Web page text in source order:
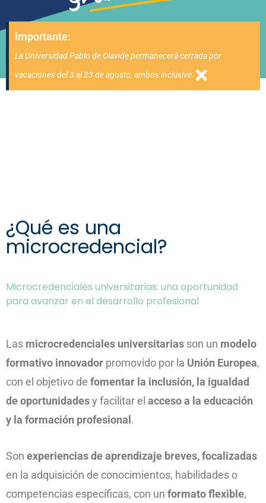
Importante:
La Universidad Pablo de Olavide permanecerá cerrada por
vacaciones del 3 al 23 de agosto, ambos inclusive.
¿Qué es una
microcredencial?
Microcredenciales universitarias: una oportunidad
para avanzar en el desarrollo profesional
Las microcredenciales universitarias son un modelo
formativo innovador promovido por la Unión Europea,
con el objetivo de fomentar la inclusión, la igualdad
de oportunidadesy facilitar el acceso a la educación
y la formación profesional .
Son experiencias de aprendizaje breves, focalizadas
en la adquisición de conocimientos, habilidades o
competencias específicas, con un formato flexible,